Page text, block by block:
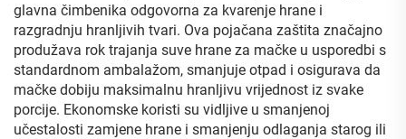
glavna čimbenika odgovorna za kvarenje hrane i
razgradnju hranljivih tvari. Ova pojačana zaštita značajno
produžava rok trajanja suve hrane za mačke u usporedbi s
standardnom ambalažom, smanjuje otpad i osigurava da
mačke dobiju maksimalnu hranljivu vrijednost iz svake
porcije. Ekonomske koristi su vidljive u smanjenoj
učestalosti zamjene hrane i smanjenju odlaganja starog ili